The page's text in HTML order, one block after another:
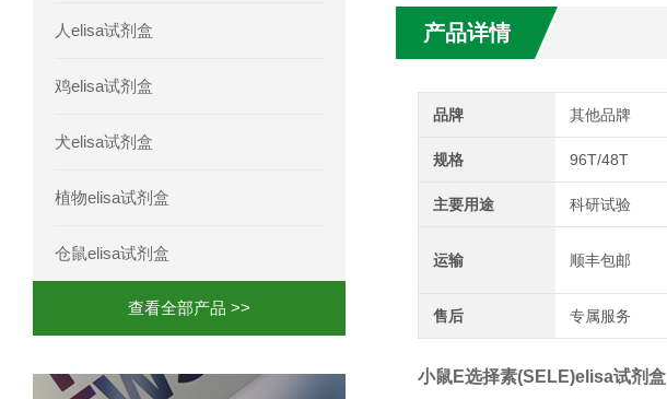
人elisa试剂盒
鸡elisa试剂盒
犬elisa试剂盒
植物elisa试剂盒
仓鼠elisa试剂盒
查看全部产品 >>
产品详情
品牌 其他品牌
规格 96T/48T
主要用途 科研试验
运输 顺丰包邮
售后 专属服务
小鼠E选择素(SELE)elisa试剂盒